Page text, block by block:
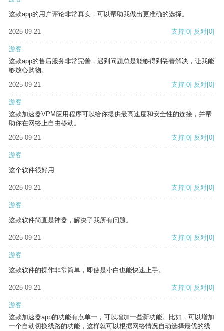
这款app的用户评论非常真实，可以帮助我做出更准确的选择。
2025-09-21 支持[0] 反对[0]
游客
这款app的售后服务非常完善，遇到问题总是能够得到妥善解决，让我能
够放心购物。
2025-09-21
支持[0] 反对[0]
游客
这款加速器VPM应用程序可以给你提供最高速度和安全性的连接，并帮
助你在网络上自由移动。
2025-09-21
支持[0] 反对[0]
游客
这个软件很好用
2025-09-21 支持[0] 反对[0]
游客
这款软件简直是神器，解决了我所有问题。
2025-09-21 支持[0] 反对[0]
游客
这款软件的操作非常简单，即使是小白也能快速上手。
2025-09-21 支持[0] 反对[0]
游客
这款加速器app的功能有点单一，可以增加一些新功能。比如，可以增加
一个自动切换线路的功能，这样就可以根据网络情况自动选择最优的线